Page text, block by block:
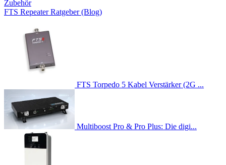
Zubehör
FTS Repeater Ratgeber (Blog)
FTS Torpedo 5 Kabel Verstärker (2G ...
Multiboost Pro & Pro Plus: Die digi...